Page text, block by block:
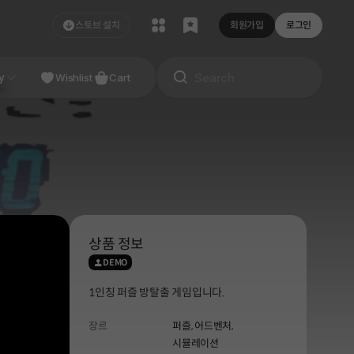
스토브 설치 회원가입 로그인
Studio
Wishlist Cart
상품 정보
DEMO
1인칭 퍼즐 방탈출 게임입니다.
장르 퍼즐,어드벤처,
시뮬레이션